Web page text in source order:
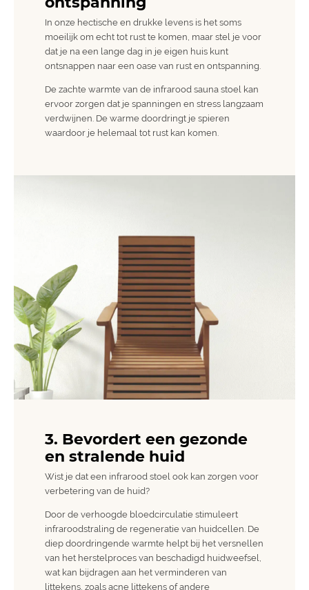
In onze hectische en drukke levens is het soms
moeilijk om echt tot rust te komen, maar stel je voor
dat je na een lange dag in je eigen huis kunt
ontsnappen naar een oase van rust en ontspanning.
De zachte warmte van de infrarood sauna stoel kan
ervoor zorgen dat je spanningen en stress langzaam
verdwijnen. De warme doordringt je spieren
waardoor je helemaal tot rust kan komen.
3. Bevordert een gezonde
en stralende huid
Wist je dat een infrarood stoel ook kan zorgen voor
verbetering van de huid?
Door de verhoogde bloedcirculatie stimuleert
infraroodstraling de regeneratie van huidcellen. De
diep doordringende warmte helpt bij het versnellen
van het herstelproces van beschadigd huidweefsel,
wat kan bijdragen aan het verminderen van
littekens, zoals acne littekens of andere